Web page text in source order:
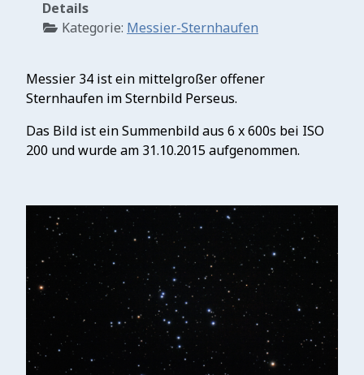
Details
Kategorie: Messier-Sternhaufen
Messier 34 ist ein mittelgroßer offener
Sternhaufen im Sternbild Perseus.
Das Bild ist ein Summenbild aus 6 x 600s bei ISO
200 und wurde am 31.10.2015 aufgenommen.